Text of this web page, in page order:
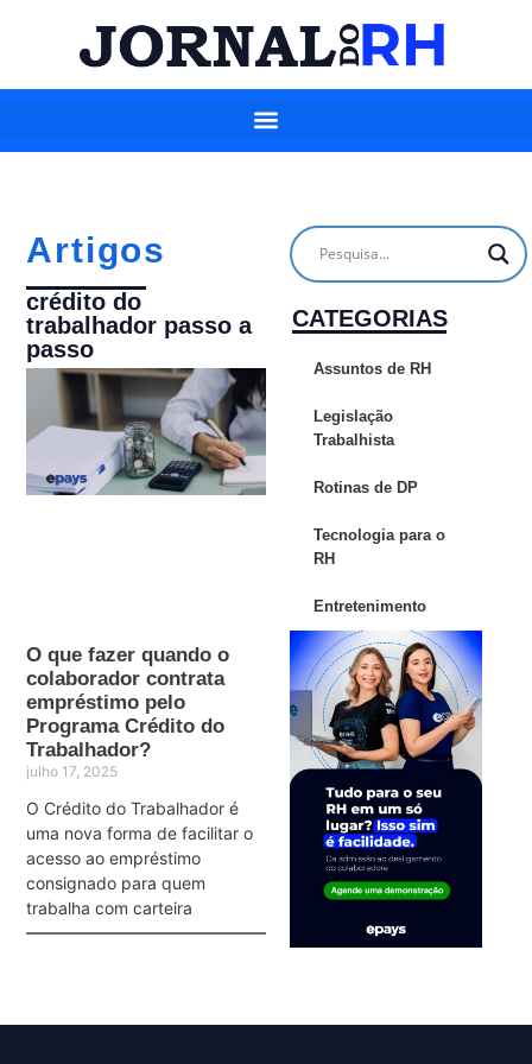
Artigos
crédito do
trabalhador passo a
passo
O que fazer quando o
colaborador contrata
empréstimo pelo
Programa Crédito do
Trabalhador?
julho 17, 2025
O Crédito do Trabalhador é
uma nova forma de facilitar o
acesso ao empréstimo
consignado para quem
trabalha com carteira
CATEGORIAS
Assuntos de RH
Legislação
Trabalhista
Rotinas de DP
Tecnologia para o
RH
Entretenimento